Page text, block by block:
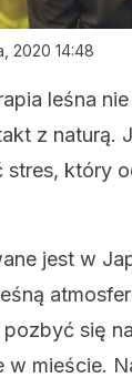
2020 14:48
leśna
z naturą.
stres, który
jest w
się
mieście.